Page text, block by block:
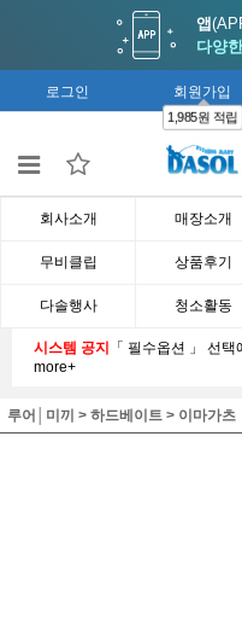
앱
다양
로그인 회원가입
1,985원 적립
회사소개 매장소개
무비클립 상품후기
다솔행사 청소활동
시스템 공지 「 필수옵션 」 선
more+
루어│미끼 > 하드베이트 > 이마가츠